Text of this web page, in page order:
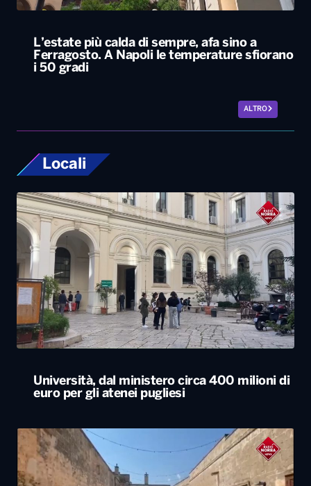
L’estate più calda di sempre, afa sino a
Ferragosto. A Napoli le temperature sfiorano
i 50 gradi
ALTRO
Locali
Università, dal ministero circa 400 milioni di
euro per gli atenei pugliesi